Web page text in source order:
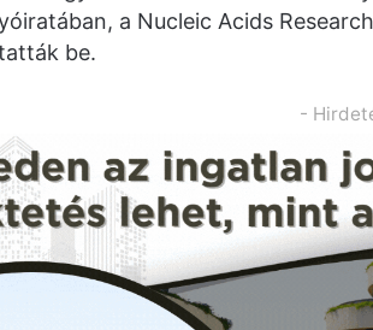
a Nucleic Acids
be.
-